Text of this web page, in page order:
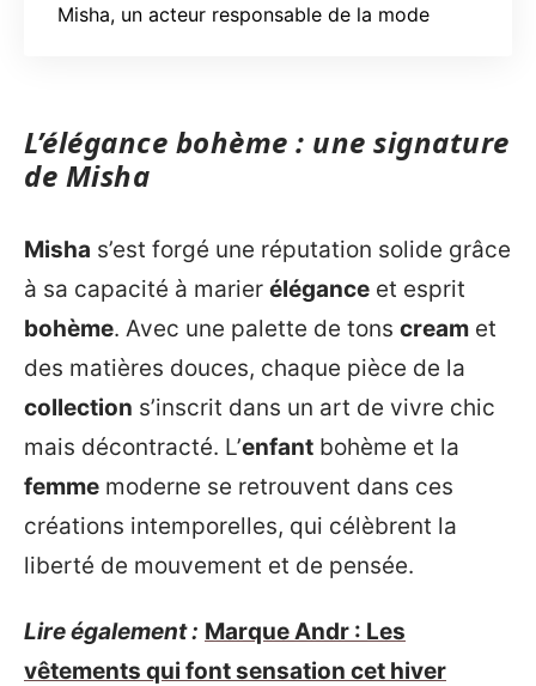
Misha, un acteur responsable de la mode
L’élégance bohème : une signature
de Misha
Misha s’est forgé une réputation solide grâce
à sa capacité à marier élégance et esprit
bohème. Avec une palette de tons cream et
des matières douces, chaque pièce de la
collection s’inscrit dans un art de vivre chic
mais décontracté. L’enfant bohème et la
femme moderne se retrouvent dans ces
créations intemporelles, qui célèbrent la
liberté de mouvement et de pensée.
Lire également : Marque Andr : Les
vêtements qui font sensation cet hiver